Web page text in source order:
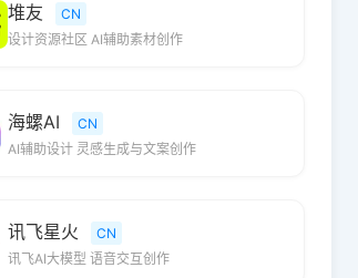
堆友
CN
设计资源社区 AI辅助素材创作
海螺AI
CN
AI辅助设计 灵感生成与文案创作
讯飞星火
CN
讯飞AI大模型 语音交互创作